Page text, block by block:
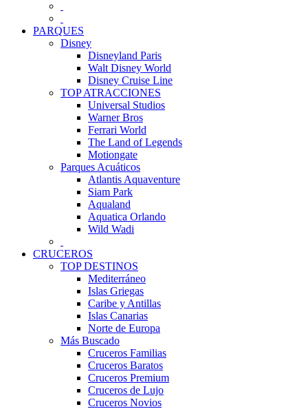
PARQUES
Disney
Disneyland Paris
Walt Disney World
Disney Cruise Line
TOP ATRACCIONES
Universal Studios
Warner Bros
Ferrari World
The Land of Legends
Motiongate
Parques Acuáticos
Atlantis Aquaventure
Siam Park
Aqualand
Aquatica Orlando
Wild Wadi
CRUCEROS
TOP DESTINOS
Mediterráneo
Islas Griegas
Caribe y Antillas
Islas Canarias
Norte de Europa
Más Buscado
Cruceros Familias
Cruceros Baratos
Cruceros Premium
Cruceros de Lujo
Cruceros Novios